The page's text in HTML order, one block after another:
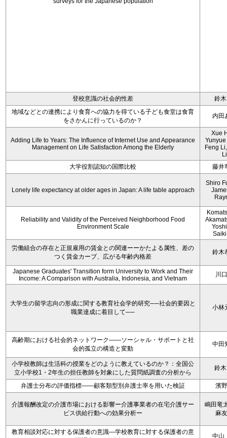
登校意識の社会的性差
鈴
地域などとの連携により食育への協力を得ている子ども食堂は食育
をさかんに行っているのか？
内田
Adding Life to Years: The Influence of Internet Use and Appearance
Management on Life Satisfaction Among the Elderly
Xue
Feng
Li
大学役割認知の国際比較
藤井
Lonely life expectancy at older ages in Japan: A life table approach
Shiro
Reliability and Validity of the Perceived Neighborhood Food
Environment Scale
労働組合の存在と正規雇用の賃金との関連ーーかたよる属性、差の
つく賃金カーブ、広がる年齢内格差
鈴木
Japanese Graduates' Transition form University to Work and Their
Income: A Comparison with Australia, Indonesia, and Vietnam
川
大学生の留学志向の形成に関する教育社会学的研究──社会的要因と
職業達成に着目して──
小林
高齢期における社会的ネットワーク――ソーシャル・サポートと社
会的孤立の構造と変動
中田
小学校教師は生活科の授業をどのように教えているのか？：全国公
立小学校1・2年生の担任教師を対象にした質問紙調査の分析から
鈴
弁護士分布の評価指標――顧客類型別弁護士率を用いた検証 濱
介護報酬改定の介護市場における影響ー介護事業者の在宅介護サー
ビス供給行動への効果分析ー
嶋田竜
麻
教育相談対応に対する保護者の意識—学校教育に対する保護者の意
中